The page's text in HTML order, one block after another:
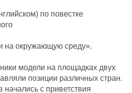
по повестке
на окружающую среду».
модели на площадках двух
позиции различных стран.
начались с приветствия